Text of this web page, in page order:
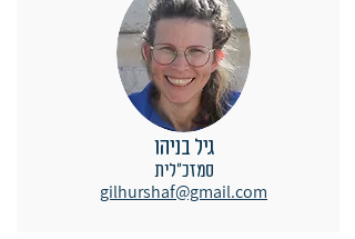
gilhurshaf@gmail.com
סמזכ"לית
גיל בניהו